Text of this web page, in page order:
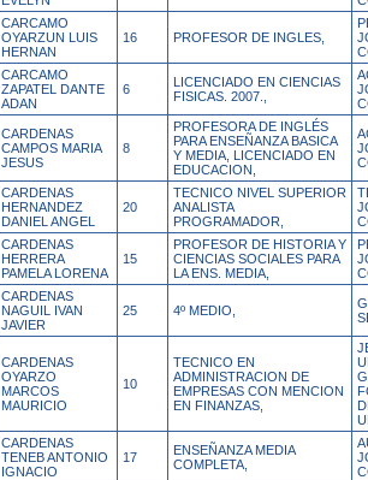
CARCAMO
OYARZUN LUIS
HERNAN
16 PROFESOR DE INGLES,
CARCAMO
ZAPATEL DANTE
ADAN
6
LICENCIADO EN CIENCIAS
FISICAS. 2007.,
CARDENAS
CAMPOS MARIA
JESUS
8
PROFESORA DE INGLÉS
PARA ENSEÑANZA BASICA
Y MEDIA, LICENCIADO EN
EDUCACION,
CARDENAS
HERNANDEZ
DANIEL ANGEL
20
TECNICO NIVEL SUPERIOR
ANALISTA
PROGRAMADOR,
CARDENAS
HERRERA
PAMELA LORENA
15
PROFESOR DE HISTORIA Y
CIENCIAS SOCIALES PARA
LA ENS. MEDIA,
CARDENAS
NAGUIL IVAN
JAVIER
25 4º MEDIO,
CARDENAS
OYARZO
MARCOS
MAURICIO
10
TECNICO EN
ADMINISTRACION DE
EMPRESAS CON MENCION
EN FINANZAS,
CARDENAS
TENEB ANTONIO
IGNACIO
17
ENSEÑANZA MEDIA
COMPLETA,